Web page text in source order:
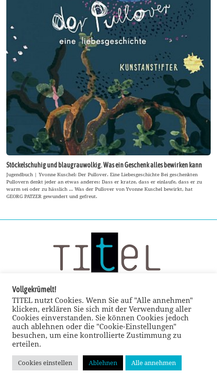
Stöckelschuhig und blaugrauwolkig. Was ein Geschenk alles bewirken kann
Jugendbuch | Yvonne Kuschel: Der Pullover. Eine Liebesgeschichte Bei geschenkten
Pullovern denkt jeder an etwas anderes: Dass er kratze, dass er einlaufe, dass er zu
warm sei oder zu hässlich … Was der Pullover von Yvonne Kuschel bewirkt, hat
GEORG PATZER gewundert und gefreut.
© TITEL kulturmagazin 2022
Vollgekrümelt!
TITEL nutzt Cookies. Wenn Sie auf "Alle annehmen"
klicken, erklären Sie sich mit der Verwendung aller
Cookies einverstanden. Sie können Cookies jedoch
auch ablehnen oder die "Cookie-Einstellungen"
besuchen, um eine kontrollierte Zustimmung zu
erteilen.
Cookies einstellen Ablehnen Alle annehmen